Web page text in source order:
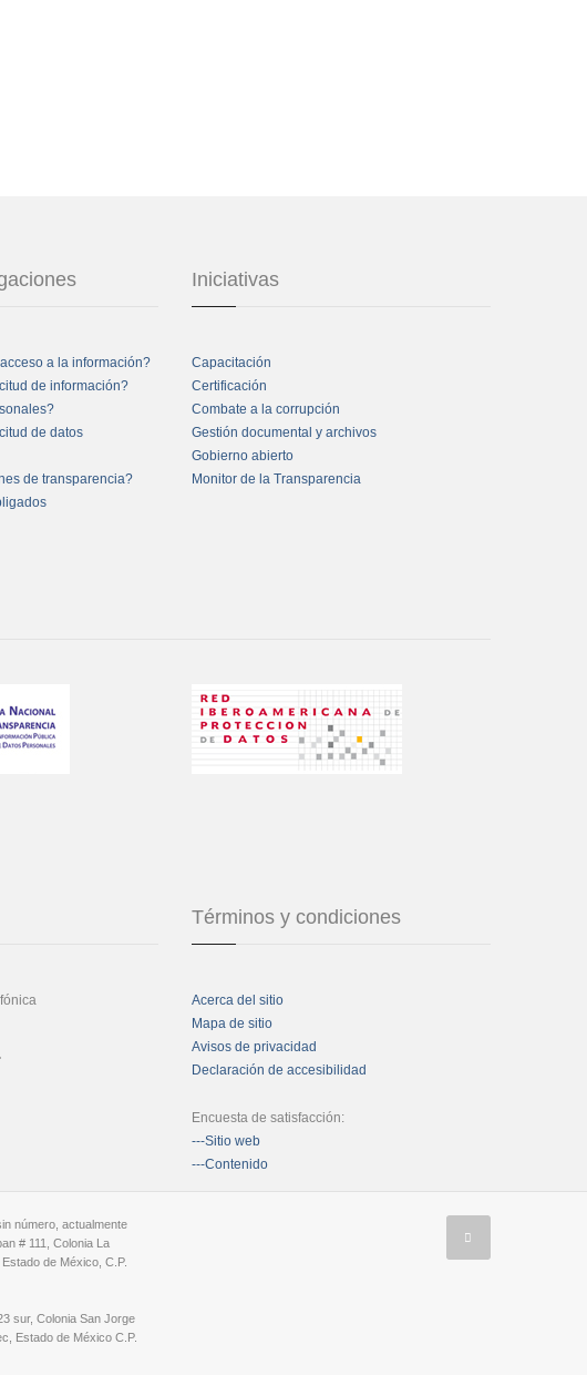
a la información?
de información?
de datos
de transparencia?
Iniciativas
Capacitación
Certificación
Combate a la corrupción
Gestión documental y archivos
Gobierno abierto
Monitor de la Transparencia
Términos y condiciones
Acerca del sitio
Mapa de sitio
Avisos de privacidad
Declaración de accesibilidad
Encuesta de satisfacción:
---Sitio web
---Contenido
número, actualmente
# 111, Colonia La
de México, C.P.
sur, Colonia San Jorge
Estado de México C.P.